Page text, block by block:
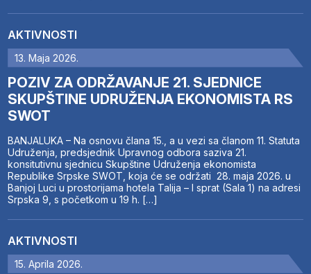
AKTIVNOSTI
13. Maja 2026.
POZIV ZA ODRŽAVANJE 21. SJEDNICE
SKUPŠTINE UDRUŽENJA EKONOMISTA RS
SWOT
BANJALUKA – Na osnovu člana 15., a u vezi sa članom 11. Statuta
Udruženja, predsjednik Upravnog odbora saziva 21.
konsitutivnu sjednicu Skupštine Udruženja ekonomista
Republike Srpske SWOT, koja će se održati 28. maja 2026. u
Banjoj Luci u prostorijama hotela Talija – I sprat (Sala 1) na adresi
Srpska 9, s početkom u 19 h. […]
AKTIVNOSTI
15. Aprila 2026.